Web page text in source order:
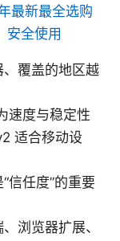
最新最全选购
安全使用
覆盖的地区越
速度与稳定性
适合移动设
信任度”的重要
浏览器扩展、